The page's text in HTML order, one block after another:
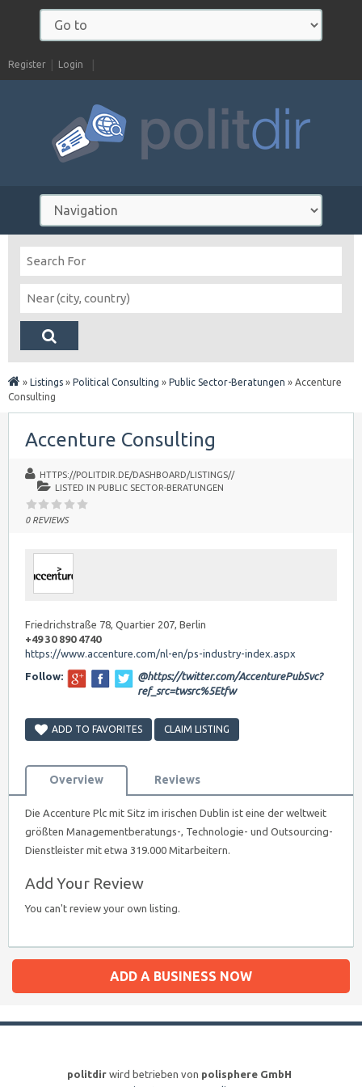
Register Login
» Listings » Political Consulting » Public Sector-Beratungen » Accenture
Consulting
Accenture Consulting
HTTPS://POLITDIR.DE/DASHBOARD/LISTINGS//
LISTED IN PUBLIC SECTOR-BERATUNGEN
0 REVIEWS
Friedrichstraße 78, Quartier 207, Berlin
+49 30 890 4740
https://www.accenture.com/nl-en/ps-industry-index.aspx
Follow:
@https://twitter.com/AccenturePubSvc?
ref_src=twsrc%5Etfw
ADD TO FAVORITES CLAIM LISTING
Overview Reviews
Die Accenture Plc mit Sitz im irischen Dublin ist eine der weltweit
größten Managementberatungs-, Technologie- und Outsourcing-
Dienstleister mit etwa 319.000 Mitarbeitern.
Add Your Review
You can't review your own listing.
ADD A BUSINESS NOW
politdirwird betrieben von polisphere GmbH